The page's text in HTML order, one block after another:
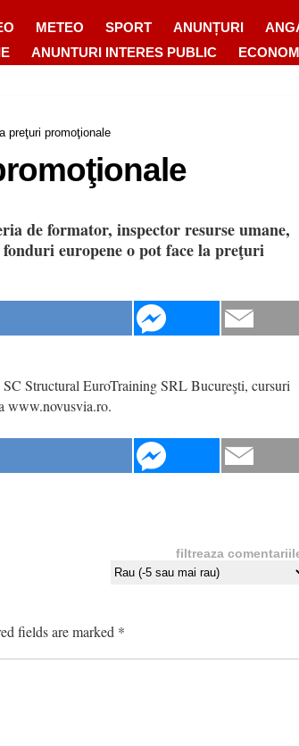
METEO SPORT ANUNȚURI
ANUNTURI INTERES PUBLIC
preţuri promoţionale
de formator, inspector resurse umane,
europene o pot face la preţuri
Structural EuroTraining SRL Bucureşti, cursuri
www.novusvia.ro.
filtreaza
fields are marked *